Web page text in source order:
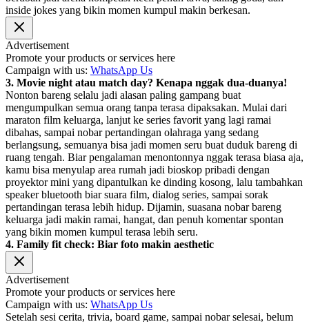
inside jokes yang bikin momen kumpul makin berkesan.
Advertisement
Promote your products or services here
Campaign with us: WhatsApp Us
3. Movie night atau match day? Kenapa nggak dua-duanya!
Nonton bareng selalu jadi alasan paling gampang buat
mengumpulkan semua orang tanpa terasa dipaksakan. Mulai dari
maraton film keluarga, lanjut ke series favorit yang lagi ramai
dibahas, sampai nobar pertandingan olahraga yang sedang
berlangsung, semuanya bisa jadi momen seru buat duduk bareng di
ruang tengah. Biar pengalaman menontonnya nggak terasa biasa aja,
kamu bisa menyulap area rumah jadi bioskop pribadi dengan
proyektor mini yang dipantulkan ke dinding kosong, lalu tambahkan
speaker bluetooth biar suara film, dialog series, sampai sorak
pertandingan terasa lebih hidup. Dijamin, suasana nobar bareng
keluarga jadi makin ramai, hangat, dan penuh komentar spontan
yang bikin momen kumpul terasa lebih seru.
4. Family fit check: Biar foto makin aesthetic
Advertisement
Promote your products or services here
Campaign with us: WhatsApp Us
Setelah sesi cerita, trivia, board game, sampai nobar selesai, belum